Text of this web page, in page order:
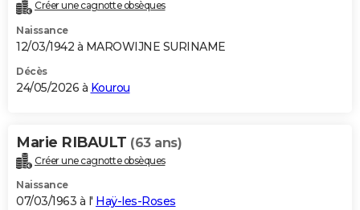
Créer une cagnotte obsèques
Naissance
12/03/1942 à MAROWIJNE SURINAME
Décès
24/05/2026 à Kourou
Marie RIBAULT (63 ans)
Créer une cagnotte obsèques
Naissance
07/03/1963 à l' Haÿ-les-Roses